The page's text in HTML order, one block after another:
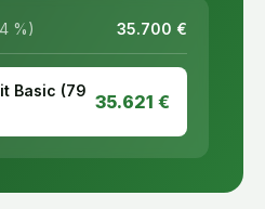
%) 35.700 €
Basic (79
35.621 €